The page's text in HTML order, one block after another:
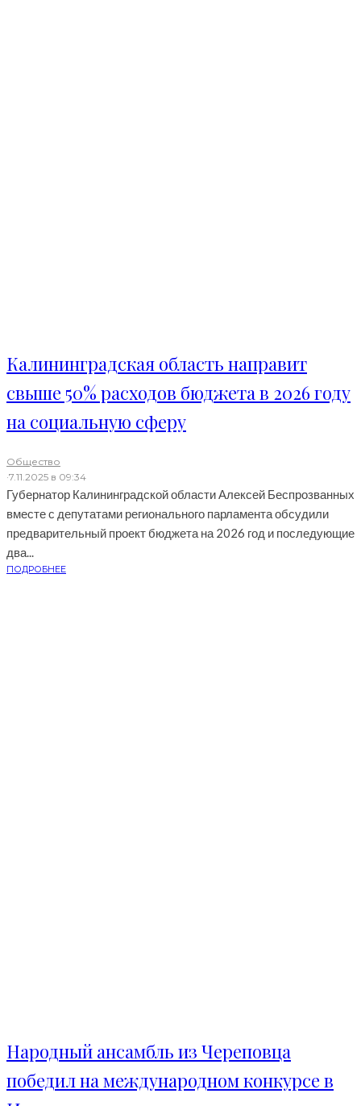
Калининградская область направит
свыше 50% расходов бюджета в 2026 году
на социальную сферу
Общество
·7.11.2025 в 09:34
Губернатор Калининградской области Алексей Беспрозванных
вместе с депутатами регионального парламента обсудили
предварительный проект бюджета на 2026 год и последующие
два...
ПОДРОБНЕЕ
Народный ансамбль из Череповца
победил на международном конкурсе в